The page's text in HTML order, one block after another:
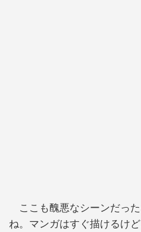
ここも醜悪なシーンだっ
ね。マンガはすぐ描けるけ